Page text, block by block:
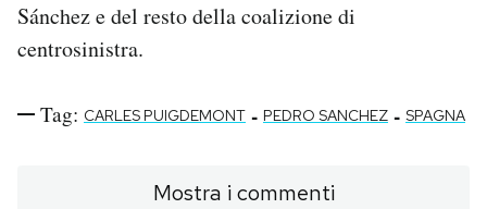
Sánchez e del resto della coalizione di
centrosinistra.
Tag: CARLES PUIGDEMONT - PEDRO SANCHEZ - SPAGNA
Mostra i commenti